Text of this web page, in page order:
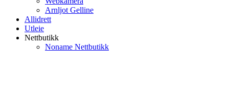
Arnljot Gelline
Allidrett
Utleie
Nettbutikk
Noname Nettbutikk